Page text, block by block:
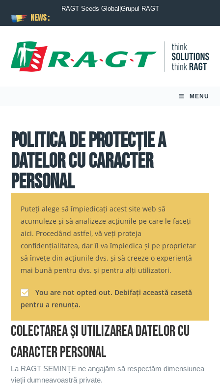
News :
RAGT Seeds Global Grupul RAGT
MENU
Politica de protecție a
datelor cu caracter
personal
Puteți alege să împiedicați acest site web să
acumuleze și să analizeze acțiunile pe care le faceți
aici. Procedând astfel, vă veți proteja
confidențialitatea, dar îl va împiedica și pe proprietar
să învețe din acțiunile dvs. și să creeze o experiență
mai bună pentru dvs. și pentru alți utilizatori.
You are not opted out. Debifați această casetă
pentru a renunța.
COLECTAREA ȘI UTILIZAREA DATELOR CU
CARACTER PERSONAL
La RAGT SEMINŢE ne angajăm să respectăm dimensiunea
vieții dumneavoastră private.